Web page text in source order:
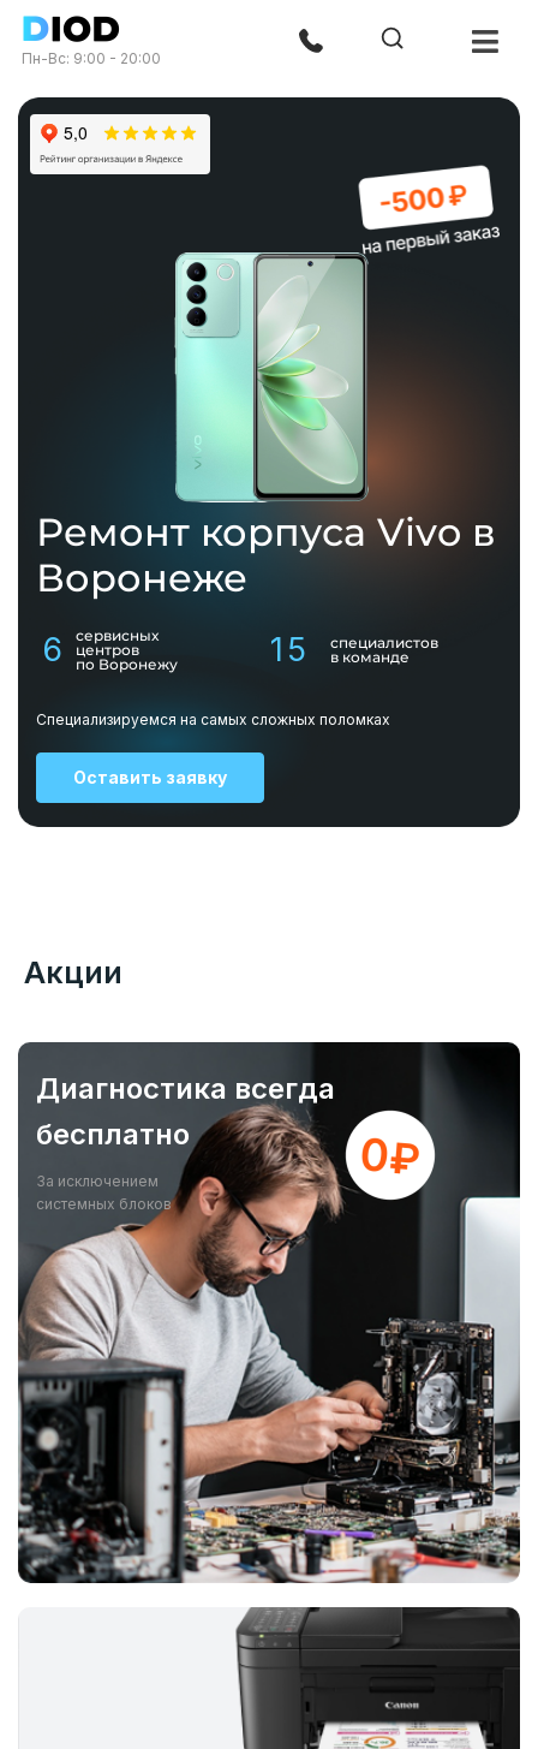
Пн-Вс: 9:00 - 20:00
Ремонт корпуса Vivo в
Воронеже
6
сервисных
центров
по Воронежу
15
специалистов
в команде
Специализируемся на самых сложных поломках
Оставить заявку
Акции
Диагностика всегда
бесплатно
За исключением
системных блоков